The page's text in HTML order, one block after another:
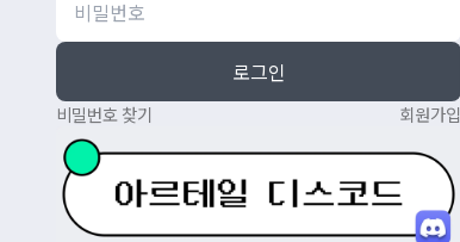
로그인
비밀번호 찾기 회원가입